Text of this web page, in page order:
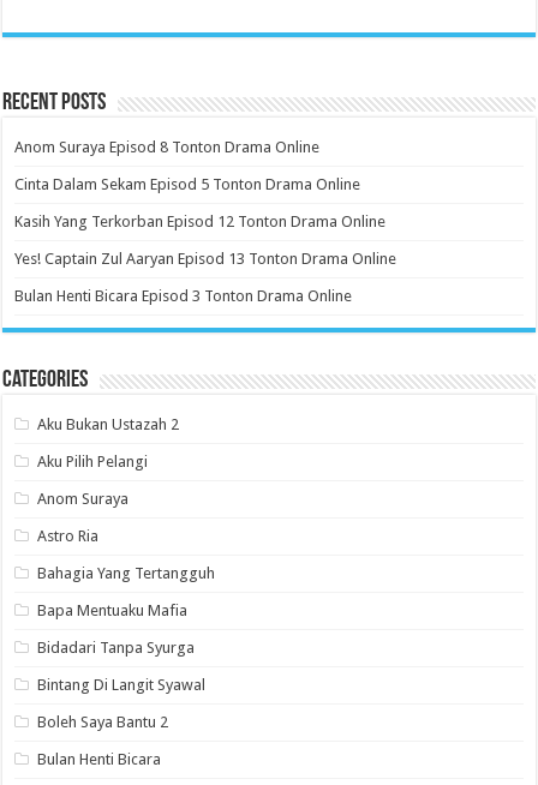
Recent Posts
Anom Suraya Episod 8 Tonton Drama Online
Cinta Dalam Sekam Episod 5 Tonton Drama Online
Kasih Yang Terkorban Episod 12 Tonton Drama Online
Yes! Captain Zul Aaryan Episod 13 Tonton Drama Online
Bulan Henti Bicara Episod 3 Tonton Drama Online
Categories
Aku Bukan Ustazah 2
Aku Pilih Pelangi
Anom Suraya
Astro Ria
Bahagia Yang Tertangguh
Bapa Mentuaku Mafia
Bidadari Tanpa Syurga
Bintang Di Langit Syawal
Boleh Saya Bantu 2
Bulan Henti Bicara